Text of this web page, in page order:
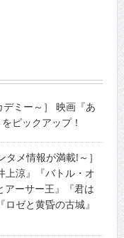
デミー～］ 映画『あ
ピックアップ！
タメ情報が満載!～］
上涼』『バトル・オ
アーサー王』『君は
ゼと黄昏の古城』